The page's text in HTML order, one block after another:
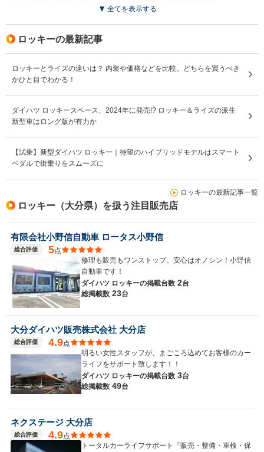
全てを表示する
ロッキーの最新記事
ロッキーとライズの違いは？ 内装や価格などを比較。どちらを買うべき
かひと目でわかる！
ダイハツ ロッキースペース、2024年に発売!? ロッキー＆ライズの派生
新型車はロング版が有力か
【試乗】新型ダイハツ ロッキー｜待望のハイブリッドモデルはスマート
ペダルで街乗りをスムーズに
ロッキーの最新記事一覧
ロッキー（大分県）を扱う注目販売店
有限会社小野信自動車 ロータス小野信
総合評価 5点
修理も販売もワンストップ。安心はオノシン！小野信
自動車です！
ダイハツ ロッキーの掲載台数 2台
総掲載数 23台
大分ダイハツ販売株式会社 大分店
総合評価 4.9点
明るい女性スタッフが、まごころ込めてお客様のカー
ライフをサポート致します！！
ダイハツ ロッキーの掲載台数 3台
総掲載数 49台
ネクステージ 大分店
総合評価 4.9点
トータルカーライフサポート『販売・整備・車検・保